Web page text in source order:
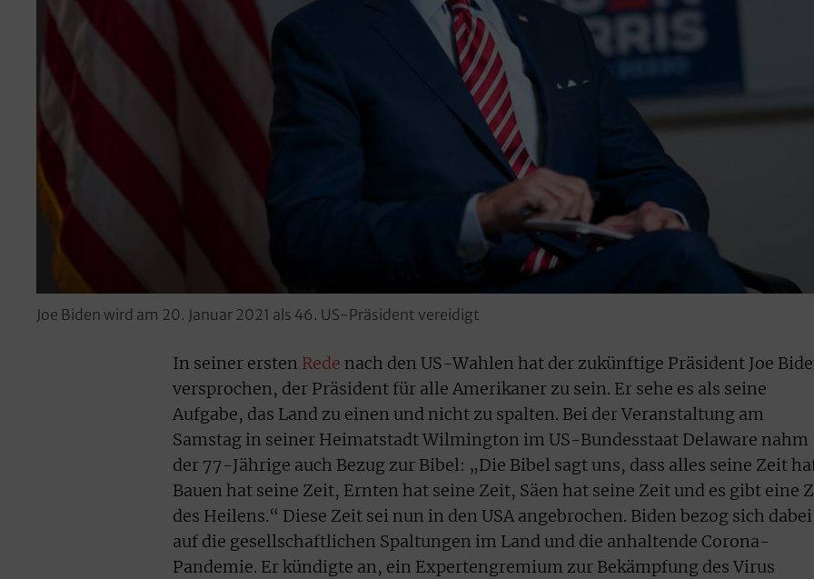
Joe Biden wird am 20. Januar 2021 als 46. US-Präsident vereidigt
In seiner ersten Rede nach den US-Wahlen hat der zukünftige Präsident Joe
versprochen, der Präsident für alle Amerikaner zu sein. Er sehe es als seine
Aufgabe, das Land zu einen und nicht zu spalten. Bei der Veranstaltung am
Samstag in seiner Heimatstadt Wilmington im US-Bundesstaat Delaware nahm
der 77-Jährige auch Bezug zur Bibel: „Die Bibel sagt uns, dass alles seine Zeit
Bauen hat seine Zeit, Ernten hat seine Zeit, Säen hat seine Zeit und es gibt eine
des Heilens.“ Diese Zeit sei nun in den USA angebrochen. Biden bezog sich dabei
auf die gesellschaftlichen Spaltungen im Land und die anhaltende Corona-
Pandemie. Er kündigte an, ein Expertengremium zur Bekämpfung des Virus